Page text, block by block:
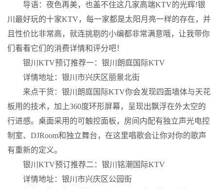
导语：夜色再美，也盖不住这几家高端KTV的光辉!银
川最好玩的十家KTV，每一家都是太阳月亮一样的存在，并
且性价比非常高，就连挑剔的小编都非常满意哦，让我带你
们看看它们的消费详情和评分吧！
银川KTV预订推荐一：银川朗庭国际KTV
详情地址：银川市兴庆区丽景北街
来点干货：银川朗庭国际KTV你会发现四面墙体与天花
板用的技术，加上360度环形屏幕，呈现出飘浮在外太空的
行进感。桌面采用的可触控面板，房间内配有独立声光电控
制室、DJRoom和独立舞台，在这里唱歌会让你对你的歌声
有重新的定义。
银川KTV预订推荐二：银川铭潮国际KTV
详情地址：银川市兴庆区公园街